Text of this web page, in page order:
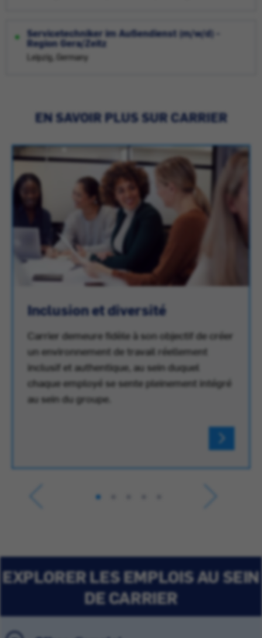
Servicetechniker im Außendienst (m/w/d) -
Region Gera/Zeitz
Leipzig, Germany
EN SAVOIR PLUS SUR CARRIER
Inclusion et diversité
Carrier demeure fidèle à son objectif de créer
un environnement de travail réellement
inclusif et authentique, au sein duquel
chaque employé se sente pleinement intégré
au sein du groupe.
EXPLORER LES EMPLOIS AU SEIN
DE CARRIER